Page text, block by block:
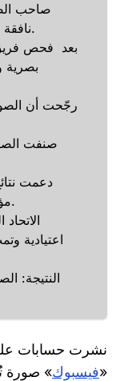
صاحب
نافقة ومواد للسحر بحوزة المنتخب السنغالي.
بعد فحص
بصرية
مؤشرات واضحة على التوليد الاصطناعي.
اعتيادية
النتيجة:
نشرت حسابات
«فيسبوك» صورة